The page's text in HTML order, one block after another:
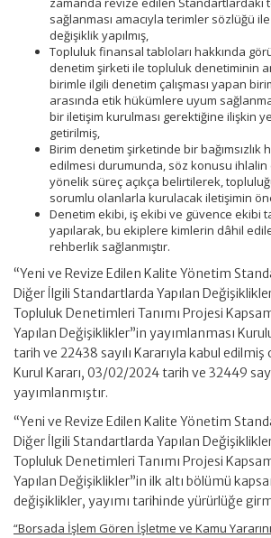
sağlanması amacıyla terimler sözlüğü
değişiklik yapılmış,
Topluluk finansal tabloları hakkında
denetim şirketi ile topluluk denetiminin
birimle ilgili denetim çalışması yapan
arasında etik hükümlere uyum
bir iletişim kurulması gerektiğine ilişkin
getirilmiş,
Birim denetim şirketinde bir bağımsızlık
edilmesi durumunda, söz konusu ihlalin
yönelik süreç açıkça belirtilerek,
sorumlu olanlarla kurulacak iletişimin
Denetim ekibi, iş ekibi ve güvence ekibi
yapılarak, bu ekiplere kimlerin dâhil
rehberlik sağlanmıştır.
“Yeni ve Revize Edilen Kalite Yönetim
Diğer İlgili Standartlarda Yapılan
Topluluk Denetimleri Tanımı Projesi
Yapılan Değişiklikler”in yayımlanması
tarih ve 22438 sayılı Kararıyla kabul
Kurul Kararı, 03/02/2024 tarih ve 32449
yayımlanmıştır.
“Yeni ve Revize Edilen Kalite Yönetim
Diğer İlgili Standartlarda Yapılan
Topluluk Denetimleri Tanımı Projesi
Yapılan Değişiklikler”in ilk altı bölümü
değişiklikler, yayımı tarihinde yürürlüğe
“Borsada İşlem Gören İşletme ve Kamu